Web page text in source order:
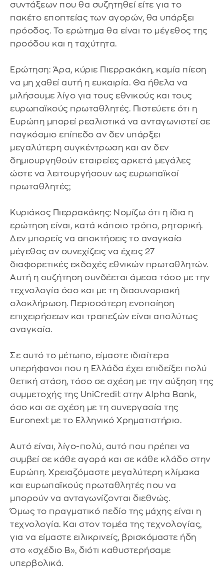
συντάξεων που θα συζητηθεί είτε για το
πακέτο εποπτείας των αγορών, θα υπάρξει
πρόοδος. Το ερώτημα θα είναι το μέγεθος της
προόδου και η ταχύτητα.
Ερώτηση: Άρα, κύριε Πιερρακάκη, καμία πίεση
να μη χαθεί αυτή η ευκαιρία. Θα ήθελα να
μιλήσουμε λίγο για τους εθνικούς και τους
ευρωπαϊκούς πρωταθλητές. Πιστεύετε ότι η
Ευρώπη μπορεί ρεαλιστικά να ανταγωνιστεί σε
παγκόσμιο επίπεδο αν δεν υπάρξει
μεγαλύτερη συγκέντρωση και αν δεν
δημιουργηθούν εταιρείες αρκετά μεγάλες
ώστε να λειτουργήσουν ως ευρωπαϊκοί
πρωταθλητές;
Κυριάκος Πιερρακάκης: Νομίζω ότι η ίδια η
ερώτηση είναι, κατά κάποιο τρόπο, ρητορική.
Δεν μπορείς να αποκτήσεις το αναγκαίο
μέγεθος αν συνεχίζεις να έχεις 27
διαφορετικές εκδοχές εθνικών πρωταθλητών.
Αυτή η συζήτηση συνδέεται άμεσα τόσο με την
τεχνολογία όσο και με τη διασυνοριακή
ολοκλήρωση. Περισσότερη ενοποίηση
επιχειρήσεων και τραπεζών είναι απολύτως
αναγκαία.
Σε αυτό το μέτωπο, είμαστε ιδιαίτερα
υπερήφανοι που η Ελλάδα έχει επιδείξει πολύ
θετική στάση, τόσο σε σχέση με την αύξηση της
συμμετοχής της UniCredit στην Alpha Bank,
όσο και σε σχέση με τη συνεργασία της
Euronext με το Ελληνικό Χρηματιστήριο.
Αυτό είναι, λίγο-πολύ, αυτό που πρέπει να
συμβεί σε κάθε αγορά και σε κάθε κλάδο στην
Ευρώπη. Χρειαζόμαστε μεγαλύτερη κλίμακα
και ευρωπαϊκούς πρωταθλητές που να
μπορούν να ανταγωνίζονται διεθνώς.
Όμως το πραγματικό πεδίο της μάχης είναι η
τεχνολογία. Και στον τομέα της τεχνολογίας,
για να είμαστε ειλικρινείς, βρισκόμαστε ήδη
στο «σχέδιο Β», διότι καθυστερήσαμε
υπερβολικά.